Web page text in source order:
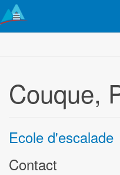
Couque,
Ecole d'escalade
Contact